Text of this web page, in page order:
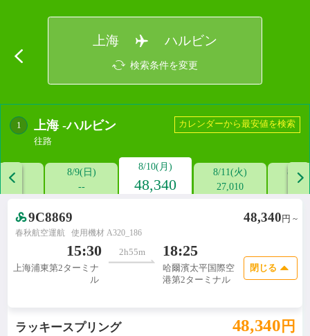
上海 ハルビン
検索条件を変更
1 上海 -ハルビン
往路
カレンダーから最安値を検索

土)
8/9(日)
--
8/10(月)
48,340
8/11(火)
27,010
8/

9C8869 48,340 円 ~
春秋航空運航 使用機材 A320_186
15:30
上海浦東第2ターミナ
ル
2h55m
 18:25
哈爾濱太平国際空
港第2ターミナル
閉じる
ラッキースプリング 48,340 円